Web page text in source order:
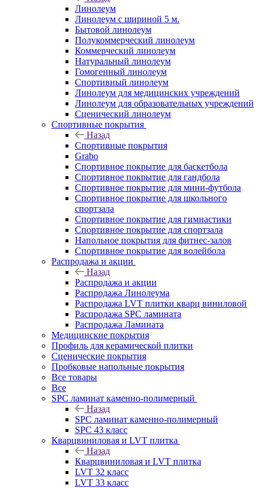
Линолеум
Линолеум с шириной 5 м.
Бытовой линолеум
Полукоммерческий линолеум
Коммерческий линолеум
Натуральный линолеум
Гомогенный линолеум
Спортивный линолеум
Линолеум для медицинских учреждений
Линолеум для образовательных учреждений
Сценический линолеум
Спортивные покрытия
Назад
Спортивные покрытия
Grabo
Спортивное покрытие для баскетбола
Спортивное покрытие для гандбола
Спортивное покрытие для мини-футбола
Спортивное покрытие для школьного
спортзала
Спортивное покрытие для гимнастики
Спортивное покрытие для спортзала
Напольное покрытия для фитнес-залов
Спортивное покрытие для волейбола
Распродажа и акции
Назад
Распродажа и акции
Распродажа Линолеума
Распродажа LVT плитки кварц виниловой
Распродажа SPC ламината
Распродажа Ламината
Медицинские покрытия
Профиль для керамической плитки
Сценические покрытия
Пробковые напольные покрытия
Все товары
Все
SPC ламинат каменно-полимерный
Назад
SPC ламинат каменно-полимерный
SPC 43 класс
Кварцвиниловая и LVT плитка
Назад
Кварцвиниловая и LVT плитка
LVT 32 класс
LVT 33 класс